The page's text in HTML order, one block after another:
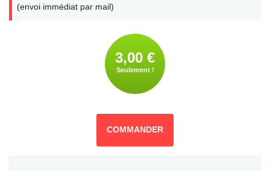
(envoi immédiat par mail)
3,00 €
Seulement !
COMMANDER